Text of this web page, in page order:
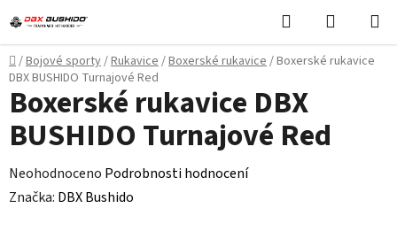
na
obsah
Hledat
KOŠÍK
Domů
/Bojové sporty/Rukavice/Boxerské rukavice/Boxerské rukavice
DBX BUSHIDO Turnajové Red
Boxerské rukavice DBX
BUSHIDO Turnajové Red
Průměrné
hodnocení
Neohodnoceno Podrobnosti hodnocení
Značka: DBX Bushido